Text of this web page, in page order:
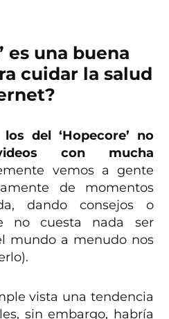
es una buena
cuidar la salud
los del ‘Hopecore’ no
con mucha
vemos a gente
de momentos
dando consejos o
no cuesta nada ser
mundo a menudo nos
vista una tendencia
sin embargo, habría